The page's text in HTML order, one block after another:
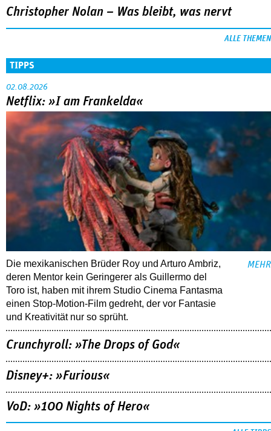
Christopher Nolan – Was bleibt, was nervt
ALLE THEMEN
TIPPS
02.08.2026
Netflix: »I am Frankelda«
Die mexikanischen Brüder Roy und Arturo Ambriz,
deren Mentor kein Geringerer als Guillermo del
Toro ist, haben mit ihrem Studio Cinema Fantasma
einen Stop-Motion-Film gedreht, der vor Fantasie
und Kreativität nur so sprüht.
MEHR
Crunchyroll: »The Drops of God«
Disney+: »Furious«
VoD: »100 Nights of Hero«